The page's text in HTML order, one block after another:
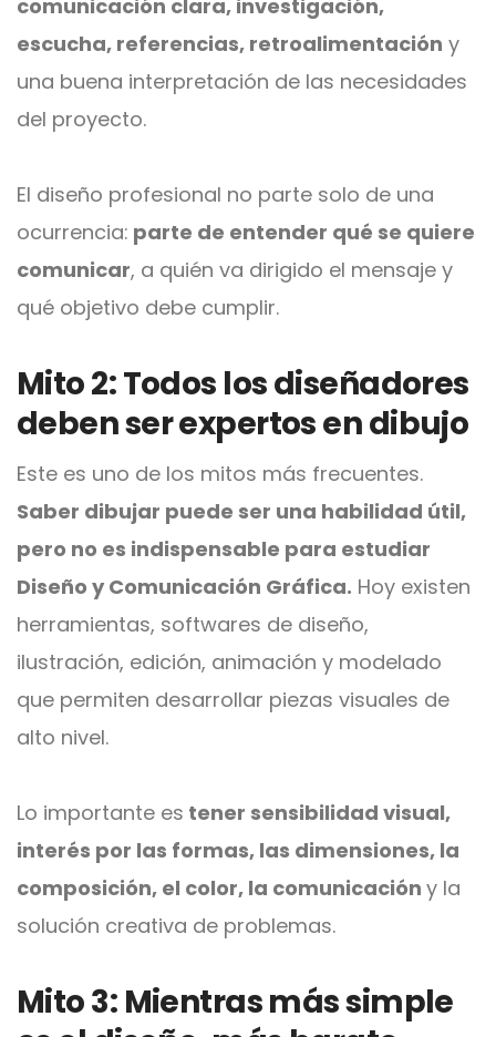
comunicación clara, investigación,
escucha, referencias, retroalimentación y
una buena interpretación de las necesidades
del proyecto.
El diseño profesional no parte solo de una
ocurrencia: parte de entender qué se quiere
comunicar, a quién va dirigido el mensaje y
qué objetivo debe cumplir.
Mito 2: Todos los diseñadores
deben ser expertos en dibujo
Este es uno de los mitos más frecuentes.
Saber dibujar puede ser una habilidad útil,
pero no es indispensable para estudiar
Diseño y Comunicación Gráfica. Hoy existen
herramientas, softwares de diseño,
ilustración, edición, animación y modelado
que permiten desarrollar piezas visuales de
alto nivel.
Lo importante es tener sensibilidad visual,
interés por las formas, las dimensiones, la
composición, el color, la comunicación y la
solución creativa de problemas.
Mito 3: Mientras más simple